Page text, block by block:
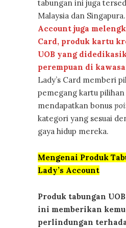
tabungan ini juga
Malaysia dan Singapura.
Account juga
Card, produk kartu
UOB yang
perempuan di
Lady’s Card memberi
pemegang kartu
mendapatkan bonus
kategori yang sesuai
gaya hidup mereka.
Mengenai Produk
Lady’s Account
Produk tabungan
ini memberikan
perlindungan